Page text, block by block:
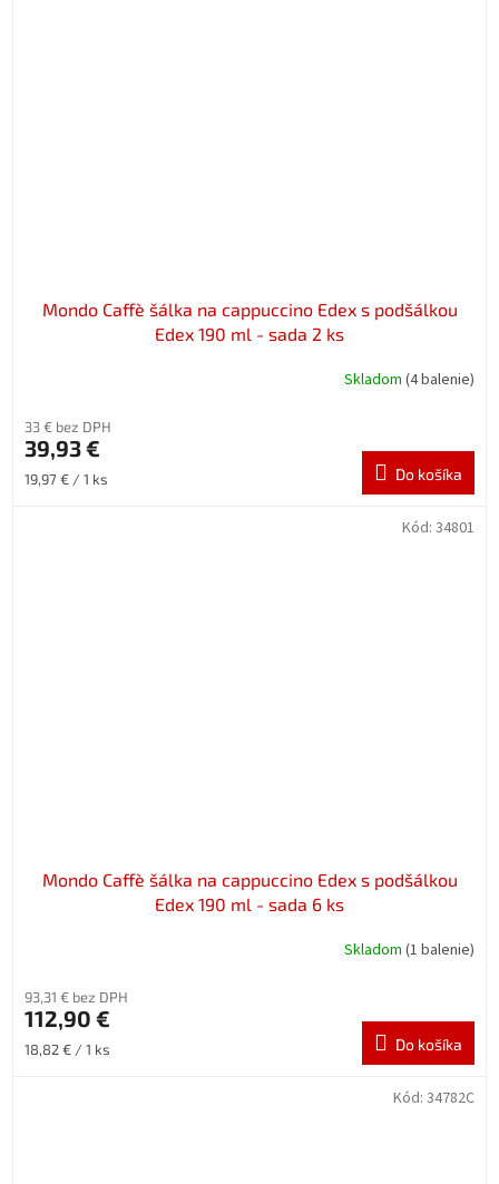
Mondo Caffè šálka na cappuccino Edex s podšálkou
Edex 190 ml - sada 2 ks
Skladom (4 balenie)
33 € bez DPH
39,93 €
Jednotková
19,97 € / 1 ks Do košíka
Mondo Caffè šálka na cappuccino Edex s podšálkou
Edex 190 ml - sada 6 ks
Skladom (1 balenie)
93,31 € bez DPH
112,90 €
Jednotková
18,82 € / 1 ks Do košíka
Kód: 34801
Kód: 34782C